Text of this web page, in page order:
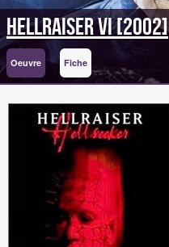
Hellraiser VI [2002]
Oeuvre Fiche